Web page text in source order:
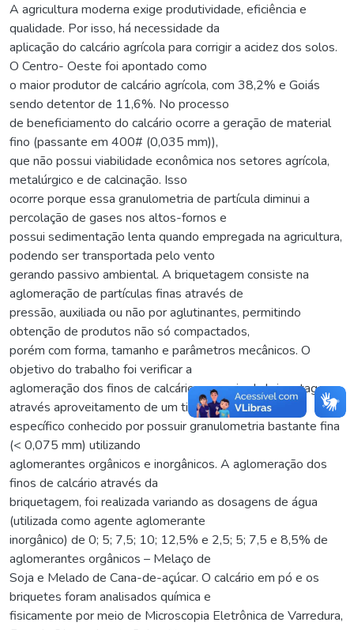
A agricultura moderna exige produtividade, eficiência e
qualidade. Por isso, há necessidade da
aplicação do calcário agrícola para corrigir a acidez dos solos.
O Centro- Oeste foi apontado como
o maior produtor de calcário agrícola, com 38,2% e Goiás
sendo detentor de 11,6%. No processo
de beneficiamento do calcário ocorre a geração de material
fino (passante em 400# (0,035 mm)),
que não possui viabilidade econômica nos setores agrícola,
metalúrgico e de calcinação. Isso
ocorre porque essa granulometria de partícula diminui a
percolação de gases nos altos-fornos e
possui sedimentação lenta quando empregada na agricultura,
podendo ser transportada pelo vento
gerando passivo ambiental. A briquetagem consiste na
aglomeração de partículas finas através de
pressão, auxiliada ou não por aglutinantes, permitindo
obtenção de produtos não só compactados,
porém com forma, tamanho e parâmetros mecânicos. O
objetivo do trabalho foi verificar a
aglomeração dos finos de calcário por meio da briquetagem
através aproveitamento de um tipo
específico conhecido por possuir granulometria bastante fina
(< 0,075 mm) utilizando
aglomerantes orgânicos e inorgânicos. A aglomeração dos
finos de calcário através da
briquetagem, foi realizada variando as dosagens de água
(utilizada como agente aglomerante
inorgânico) de 0; 5; 7,5; 10; 12,5% e 2,5; 5; 7,5 e 8,5% de
aglomerantes orgânicos – Melaço de
Soja e Melado de Cana-de-açúcar. O calcário em pó e os
briquetes foram analisados química e
fisicamente por meio de Microscopia Eletrônica de Varredura,